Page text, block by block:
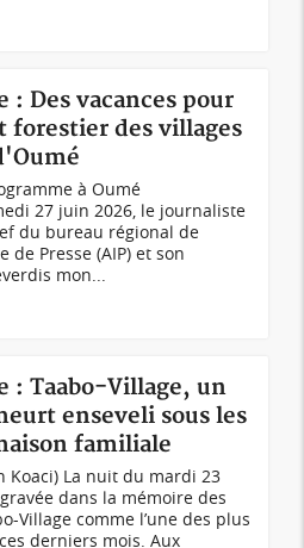
: Des vacances pour
forestier des villages
à Oumé
27 juin 2026, le journaliste
du bureau régional de
de Presse (AIP) et son
mon...
: Taabo-Village, un
enseveli sous les
familiale
Koaci) La nuit du mardi 23
dans la mémoire des
Village comme l’une des plus
derniers mois. Aux